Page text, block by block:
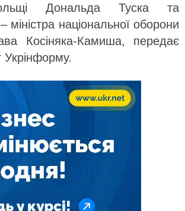
Дональда Туска та
міністра національної оборони
Косіняка-Камиша, передає
Укрінформу.